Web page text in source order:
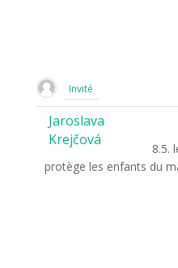
Invité
Jaroslava
Krejčová
8.5.
protège les enfants du